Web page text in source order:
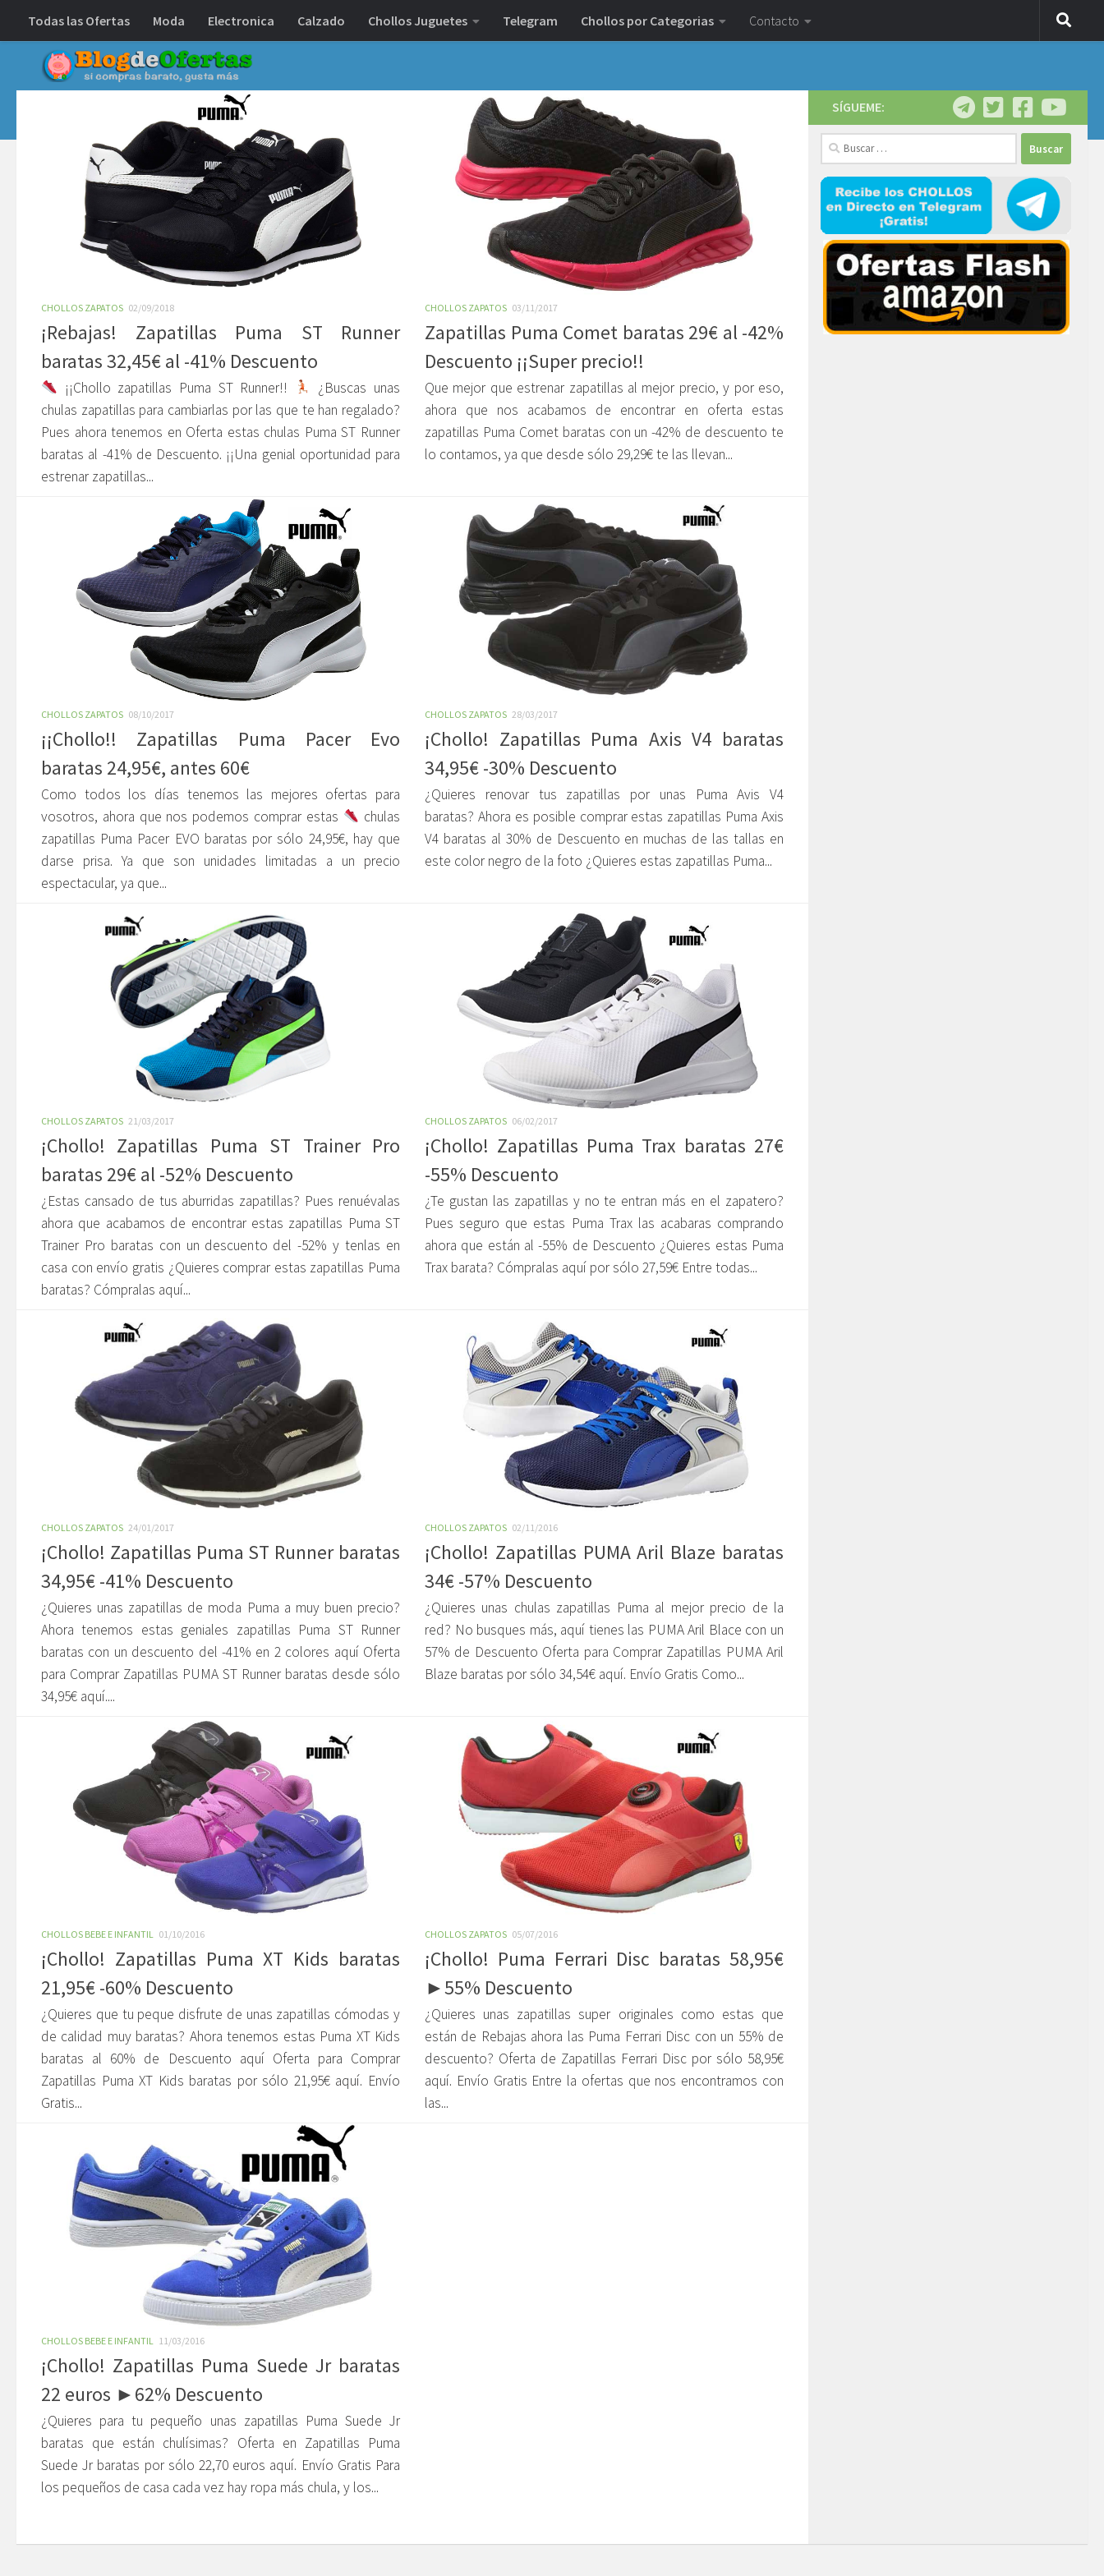
Debajo del contenido
Todas las Ofertas Moda Electronica Calzado Chollos Juguetes Telegram Chollos por Categorias Contacto
CHOLLOS ZAPATOS 02/09/2018
¡Rebajas! Zapatillas Puma ST Runner
baratas 32,45€ al -41% Descuento
¡¡Chollo zapatillas Puma ST Runner!!
¿Buscas unas
chulas zapatillas para cambiarlas por las que te han regalado?
Pues ahora tenemos en Oferta estas chulas Puma ST Runner
baratas al -41% de Descuento. ¡¡Una genial oportunidad para
estrenar zapatillas...
CHOLLOS ZAPATOS 03/11/2017
Zapatillas Puma Comet baratas 29€ al -42%
Descuento ¡¡Super precio!!
Que mejor que estrenar zapatillas al mejor precio, y por eso,
ahora que nos acabamos de encontrar en oferta estas
zapatillas Puma Comet baratas con un -42% de descuento te
lo contamos, ya que desde sólo 29,29€ te las llevan...
CHOLLOS ZAPATOS 08/10/2017
¡¡Chollo!! Zapatillas Puma Pacer Evo
baratas 24,95€, antes 60€
Como todos los días tenemos las mejores ofertas para
vosotros, ahora que nos podemos comprar estas
chulas
zapatillas Puma Pacer EVO baratas por sólo 24,95€, hay que
darse prisa. Ya que son unidades limitadas a un precio
espectacular, ya que...
CHOLLOS ZAPATOS 28/03/2017
¡Chollo! Zapatillas Puma Axis V4 baratas
34,95€ -30% Descuento
¿Quieres renovar tus zapatillas por unas Puma Avis V4
baratas? Ahora es posible comprar estas zapatillas Puma Axis
V4 baratas al 30% de Descuento en muchas de las tallas en
este color negro de la foto ¿Quieres estas zapatillas Puma...
CHOLLOS ZAPATOS 21/03/2017
¡Chollo! Zapatillas Puma ST Trainer Pro
baratas 29€ al -52% Descuento
¿Estas cansado de tus aburridas zapatillas? Pues renuévalas
ahora que acabamos de encontrar estas zapatillas Puma ST
Trainer Pro baratas con un descuento del -52% y tenlas en
casa con envío gratis ¿Quieres comprar estas zapatillas Puma
baratas? Cómpralas aquí...
CHOLLOS ZAPATOS 06/02/2017
¡Chollo! Zapatillas Puma Trax baratas 27€
-55% Descuento
¿Te gustan las zapatillas y no te entran más en el zapatero?
Pues seguro que estas Puma Trax las acabaras comprando
ahora que están al -55% de Descuento ¿Quieres estas Puma
Trax barata? Cómpralas aquí por sólo 27,59€ Entre todas...
CHOLLOS ZAPATOS 24/01/2017
¡Chollo! Zapatillas Puma ST Runner baratas
34,95€ -41% Descuento
¿Quieres unas zapatillas de moda Puma a muy buen precio?
Ahora tenemos estas geniales zapatillas Puma ST Runner
baratas con un descuento del -41% en 2 colores aquí Oferta
para Comprar Zapatillas PUMA ST Runner baratas desde sólo
34,95€ aquí....
CHOLLOS ZAPATOS 02/11/2016
¡Chollo! Zapatillas PUMA Aril Blaze baratas
34€ -57% Descuento
¿Quieres unas chulas zapatillas Puma al mejor precio de la
red? No busques más, aquí tienes las PUMA Aril Blace con un
57% de Descuento Oferta para Comprar Zapatillas PUMA Aril
Blaze baratas por sólo 34,54€ aquí. Envío Gratis Como...
CHOLLOS BEBE E INFANTIL 01/10/2016
¡Chollo! Zapatillas Puma XT Kids baratas
21,95€ -60% Descuento
¿Quieres que tu peque disfrute de unas zapatillas cómodas y
de calidad muy baratas? Ahora tenemos estas Puma XT Kids
baratas al 60% de Descuento aquí Oferta para Comprar
Zapatillas Puma XT Kids baratas por sólo 21,95€ aquí. Envío
Gratis...
CHOLLOS ZAPATOS 05/07/2016
¡Chollo! Puma Ferrari Disc baratas 58,95€
►55% Descuento
¿Quieres unas zapatillas super originales como estas que
están de Rebajas ahora las Puma Ferrari Disc con un 55% de
descuento? Oferta de Zapatillas Ferrari Disc por sólo 58,95€
aquí. Envío Gratis Entre la ofertas que nos encontramos con
las...
CHOLLOS BEBE E INFANTIL 11/03/2016
¡Chollo! Zapatillas Puma Suede Jr baratas
22 euros ►62% Descuento
¿Quieres para tu pequeño unas zapatillas Puma Suede Jr
baratas que están chulísimas? Oferta en Zapatillas Puma
Suede Jr baratas por sólo 22,70 euros aquí. Envío Gratis Para
los pequeños de casa cada vez hay ropa más chula, y los...
SÍGUEME:
Buscar: